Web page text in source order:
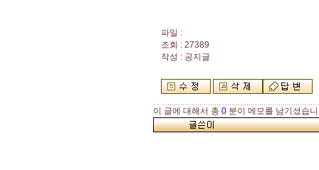
파일 :
조회 : 27389
작성 : 공지글
이 글에 대해서 총 0 분이 메모를 남기셨습